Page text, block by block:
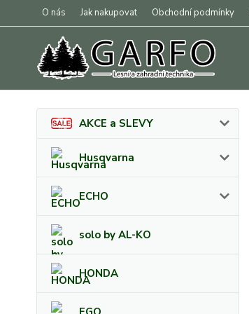
O nás Jak nakupovat Obchodní podmínky
AKCE a SLEVY
Husqvarna
ECHO
solo by AL-KO
HONDA